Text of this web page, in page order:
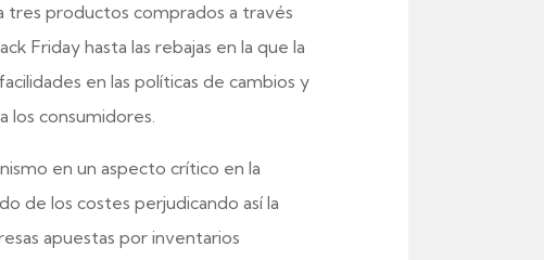
tres productos comprados a través
Friday hasta las rebajas en la que la
en las políticas de cambios y
los consumidores.
en un aspecto crítico en la
de los costes perjudicando así la
apuestas por inventarios